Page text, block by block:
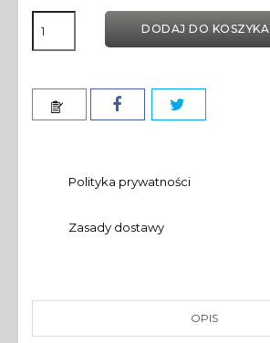
DODAJ DO KOSZYKA
Polityka prywatności
Zasady dostawy
OPIS